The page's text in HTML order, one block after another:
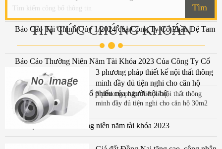
Báo Cáo Tài Chính Qúy 1/2024 của Công Ty Cổ Phần Đệ Tam
Báo Cáo Thường Niên Năm Tài Khóa 2023 Của Công Ty Cổ
Phần Đệ Tam
Báo cáo sau giao dịch cổ phiếu của người nội bộ
Tài liệu ĐHĐCĐ thường niên năm tài khóa 2023
Tìm
TIN TỨC CHỨNG KHOÁN
3 phương pháp thiết kế nội thất thông
minh đầy đủ tiện nghi cho căn hộ
30m2
3 phương pháp thiết kế nội thất thông
minh đầy đủ tiện nghi cho căn hộ 30m2